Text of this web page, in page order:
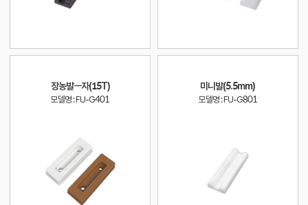
장농발ㅡ자(15T)
모델명 : FU-G401
미니발(5.5mm)
모델명 : FU-G801